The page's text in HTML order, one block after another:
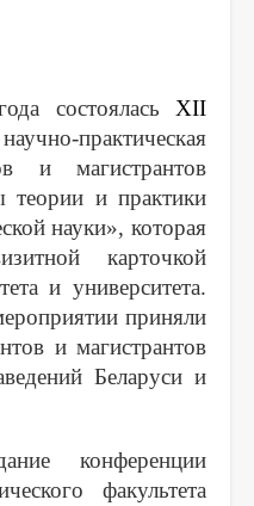
состоялась XII
практическая
и магистрантов
теории и практики
науки», которая
карточкой
и университета.
приняли
и магистрантов
Беларуси и
конференции
факультета